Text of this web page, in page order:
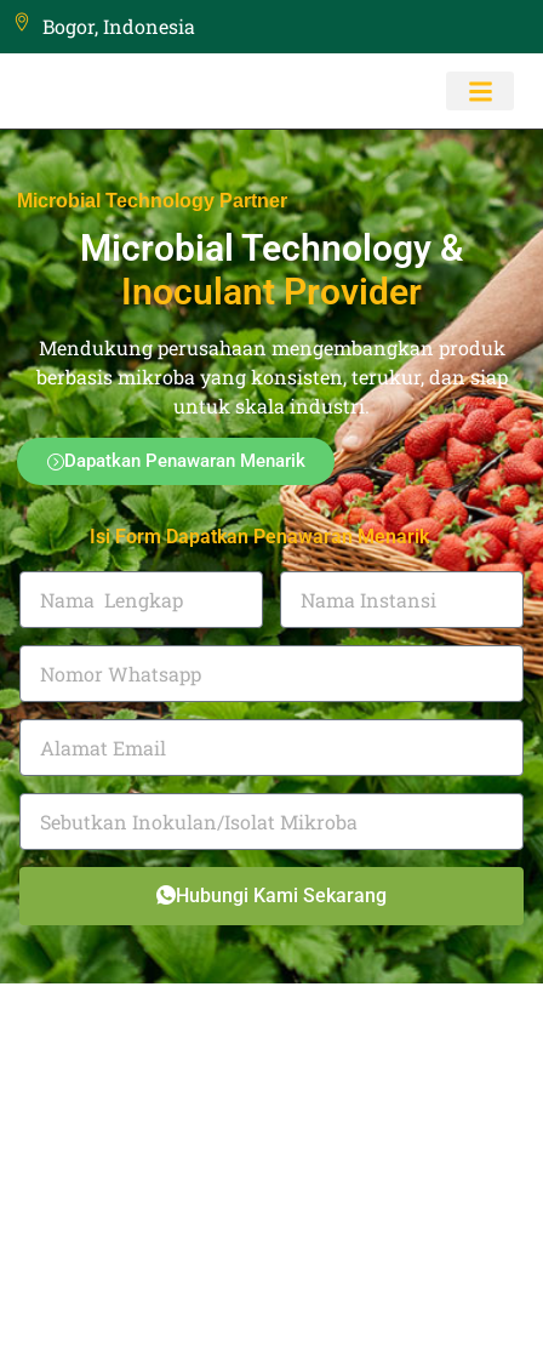
Bogor, Indonesia
Microbial Technology Partner
Microbial Technology &
Inoculant Provider
Mendukung perusahaan mengembangkan produk
berbasis mikroba yang konsisten, terukur, dan siap
untuk skala industri.
Dapatkan Penawaran Menarik
Isi Form Dapatkan Penawaran Menarik
Hubungi Kami Sekarang